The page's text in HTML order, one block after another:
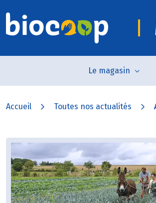
Le magasin
Accueil Toutes nos actualités